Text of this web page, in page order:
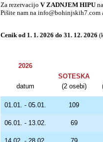
Za rezervacijo V ZADNJEM HIPU
Pišite nam na info@bohinjskih7.com
Cenik od 1. 1. 2026 do 31. 12. 2026
2026
SOTESKA
datum
(2 osebi)
01.01. - 05.01. 109
06.01. - 13.02. 69